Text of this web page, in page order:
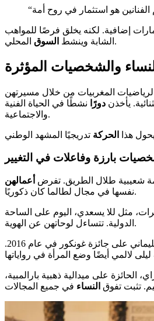
إضافية. لكنه يخلق فرصًا للمواهب
الشابة وينشط السوق المحلي.
والشخصيات المؤثرة
المغربيات من خلال مسيرتهن
يأخذن دورًا
نشطًا في الحياة الفنية
والاجتماعية.
يحول هذا الحركة
بارزة وفاعلات في التغيير
شعيبية طلال الطريق. تفرض أعمالهن
نفسها في مجال لطالما كان ذكوريًا.
مثل للا يسعدي، اليوم على الساحة
الدولية. تتساءل لوحاتهن عن الهوية.
في الأدب، حصلت ليلى سليماني على جائزة غونكور في عام 2016.
الحائزة على ميدالية ذهبية بارالمبية،
تثبت تفوق النساء